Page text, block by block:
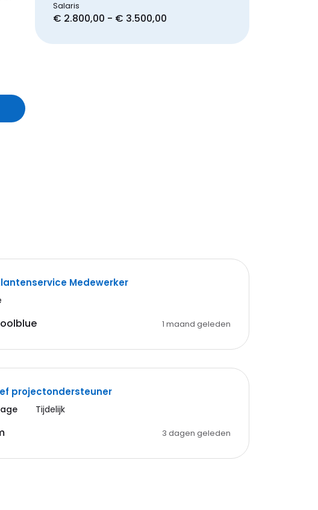
Salaris
€ 2.800,00 - € 3.500,00
Medewerker
1 maand geleden
projectondersteuner
Tijdelijk
3 dagen geleden